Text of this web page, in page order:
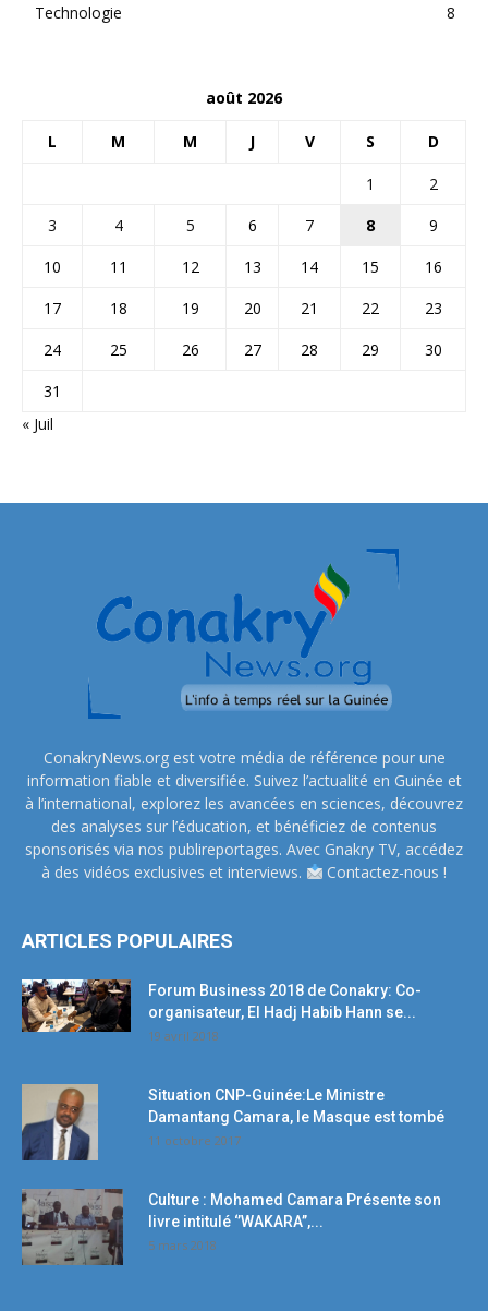
Technologie
8
août 2026
L M M J V S D
1
2
3
4 5 6 7 8
9
10
11 12 13 14 15
16
17
18 19 20 21 22
23
24
25 26 27 28 29
30
31
« Juil
ConakryNews.org est votre média de référence pour une
information fiable et diversifiée. Suivez l’actualité en Guinée et
à l’international, explorez les avancées en sciences, découvrez
des analyses sur l’éducation, et bénéficiez de contenus
sponsorisés via nos publireportages. Avec Gnakry TV, accédez
à des vidéos exclusives et interviews.
Contactez-nous !
ARTICLES POPULAIRES
Forum Business 2018 de Conakry: Co-
organisateur, El Hadj Habib Hann se...
19 avril 2018
Situation CNP-Guinée:Le Ministre
Damantang Camara, le Masque est tombé
11 octobre 2017
Culture : Mohamed Camara Présente son
livre intitulé ‘’WAKARA’’,...
5 mars 2018